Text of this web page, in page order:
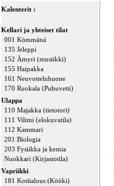
Kalenterit :
Kellari ja yhteiset tilat
001 Kömmänä
135 Jeleppi
152 Ämyri (musiikki)
155 Haipakka
161 Neuvotteluhuone
170 Ruokala (Puhuvetti)
Ulappa
110 Majakka (tietotori)
111 Vilimi (elokuvatila)
112 Kammari
201 Biologia
203 Fysiikka ja kemia
Nuokkari (Kirjastotila)
Vapriikki
181 Kotitalous (Kööki)